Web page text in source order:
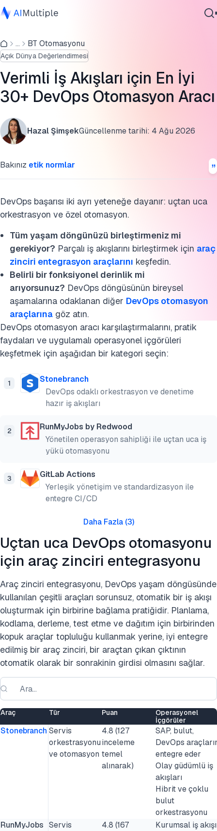
Ajanik Yapay Zeka
Siber güvenlik
Veri
Kurumsal Yazılım
Hizmetler
... BT Otomasyonu
Açık Dünya Değerlendirmesi
Verimli İş Akışları için En İyi
30+ DevOps Otomasyon Aracı
Hazal ŞimşekGüncellenme tarihi: 4 Ağu 2026
Bakınız etik normlar
DevOps başarısı iki ayrı yeteneğe dayanır: uçtan uca
orkestrasyon ve özel otomasyon.
Tüm yaşam döngünüzü birleştirmeniz mi
gerekiyor? Parçalı iş akışlarını birleştirmek için araç
zinciri entegrasyon araçlarını keşfedin.
Belirli bir fonksiyonel derinlik mi
arıyorsunuz? DevOps döngüsünün bireysel
aşamalarına odaklanan diğer DevOps otomasyon
araçlarına göz atın.
DevOps otomasyon aracı karşılaştırmalarını, pratik
faydaları ve uygulamalı operasyonel içgörüleri
keşfetmek için aşağıdan bir kategori seçin:
1
Stonebranch
DevOps odaklı orkestrasyon ve denetime
hazır iş akışları
2
RunMyJobs by Redwood
Yönetilen operasyon sahipliği ile uçtan uca iş
yükü otomasyonu
3
GitLab Actions
Yerleşik yönetişim ve standardizasyon ile
entegre CI/CD
Daha Fazla(3)
Uçtan uca DevOps otomasyonu
için araç zinciri entegrasyonu
Araç zinciri entegrasyonu, DevOps yaşam döngüsünde
kullanılan çeşitli araçları sorunsuz, otomatik bir iş akışı
oluşturmak için birbirine bağlama pratiğidir. Planlama,
kodlama, derleme, test etme ve dağıtım için birbirinden
kopuk araçlar topluluğu kullanmak yerine, iyi entegre
edilmiş bir araç zinciri, bir araçtan çıkan çıktının
otomatik olarak bir sonrakinin girdisi olmasını sağlar.
Araç Tür Puan
Operasyonel
İçgörüler
Stonebranch Servis
orkestrasyonu
ve otomasyon
4.8 (127
inceleme
temel
alınarak)
SAP, bulut,
DevOps
entegre eder
Olay güdümlü iş
akışları
Hibrit ve çoklu
bulut
orkestrasyonu
RunMyJobs Servis
4.8 (167
Kurumsal iş akışı
Araç zinciri entegrasyon araçları
DevOps otomasyon araçları
DevOps otomasyonu nedir?
Doğru DevOps otomasyon aracı nasıl seçilir
DevOps trendlerine genel bakış
Hangi DevOps süreçleri otomatikleştirilmeli?
DevOps otomasyonunun faydaları
DevOps otomasyonu KPI'ları
SSS'ler
Bu araştırmayı kaynak gösterin